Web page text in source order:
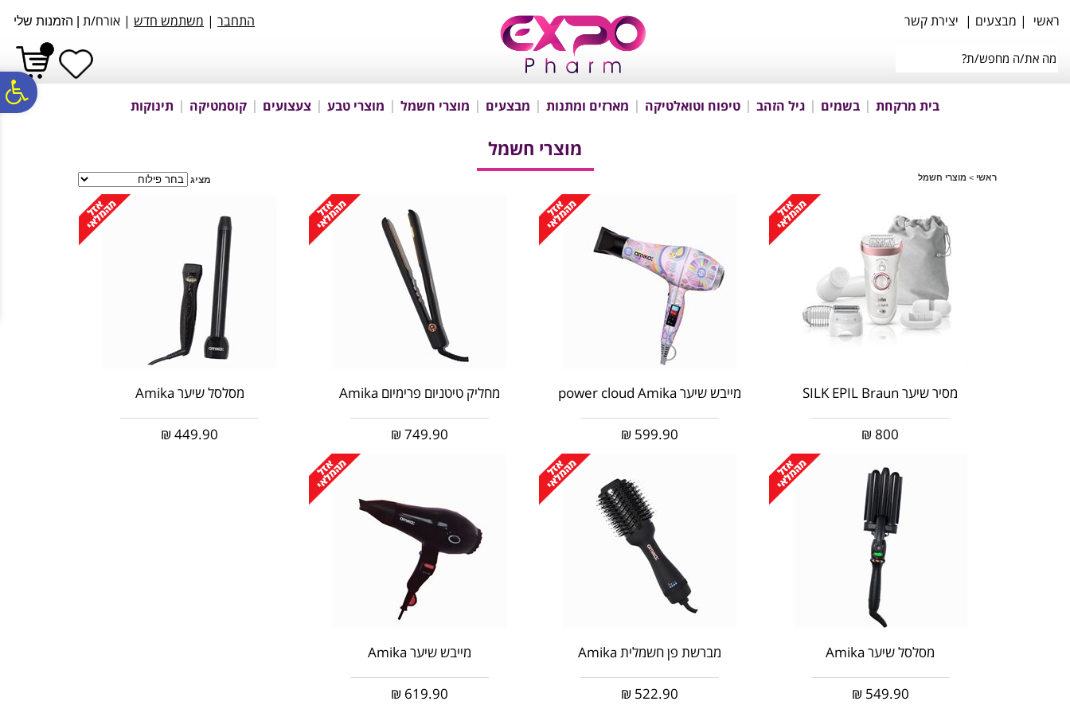
נגישות
אתר
המרכזי
ראשי | מבצעים | יצירת קשר התחבר | משתמש חדש | אורח/ת הזמנות שלי
בית מרקחת בשמים גיל הזהב טיפוח וטואלטיקה מארזים ומתנות מבצעים מוצרי חשמל מוצרי טבע צעצועים קוסמטיקה תינוקות
מוצרי חשמל
ראשי > מוצרי חשמל מציג
מסיר שיער SILK EPIL Braun
800
₪
מייבש שיער power cloud Amika
599.90
₪
מחליק טיטניום פרימיום Amika
749.90
₪
מסלסל שיער Amika
449.90
₪
מסלסל שיער Amika
549.90
₪
מברשת פן חשמלית Amika
522.90
₪
מייבש שיער Amika
619.90
₪